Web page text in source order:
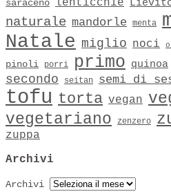
saraceno lenticchie
naturale mandorle menta
Natale miglio noci
pinoli porri primo quinoa
secondo seitan semi di
tofu torta vegan
vegetariano
zenzero
zuppa
Archivi
Archivi